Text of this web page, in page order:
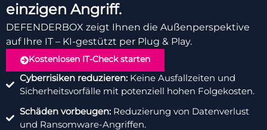
einzigen Angriff.
DEFENDERBOX zeigt Ihnen die Außenperspektive
auf Ihre IT – KI-gestützt per Plug & Play.
Kostenlosen IT-Check starten
Cyberrisiken reduzieren: Keine Ausfallzeiten und
Sicherheitsvorfälle mit potenziell hohen Folgekosten.
Schäden vorbeugen: Reduzierung von Datenverlust
und Ransomware-Angriffen.